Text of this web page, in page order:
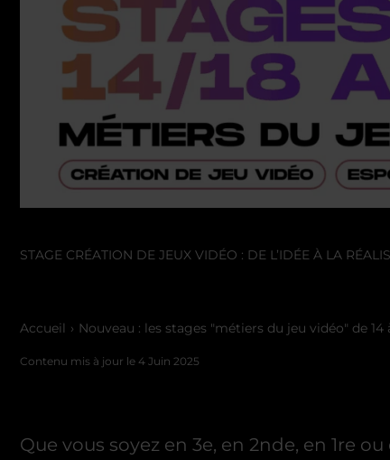
STAGE CRÉATION DE JEUX VIDÉO : DE L’IDÉE À LA
Accueil Nouveau : les stages "métiers du jeu vidéo" de 14
Contenu mis à jour le 4 Juin 2025
Que vous soyez en 3e, en 2nde, en 1re